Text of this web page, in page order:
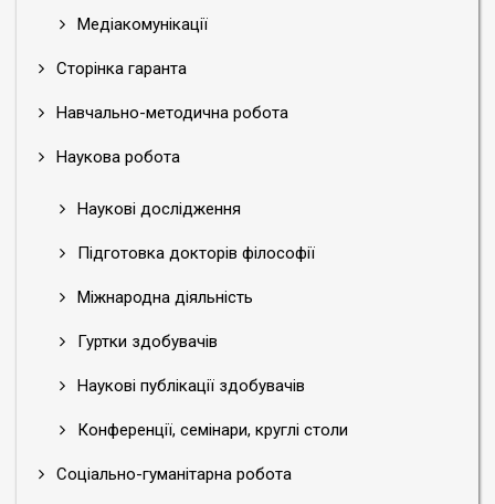
Медіакомунікації
Сторінка гаранта
Навчально-методична робота
Наукова робота
Наукові дослідження
Підготовка докторів філософії
Міжнародна діяльність
Гуртки здобувачів
Наукові публікації здобувачів
Конференції, семінари, круглі столи
Соціально-гуманітарна робота